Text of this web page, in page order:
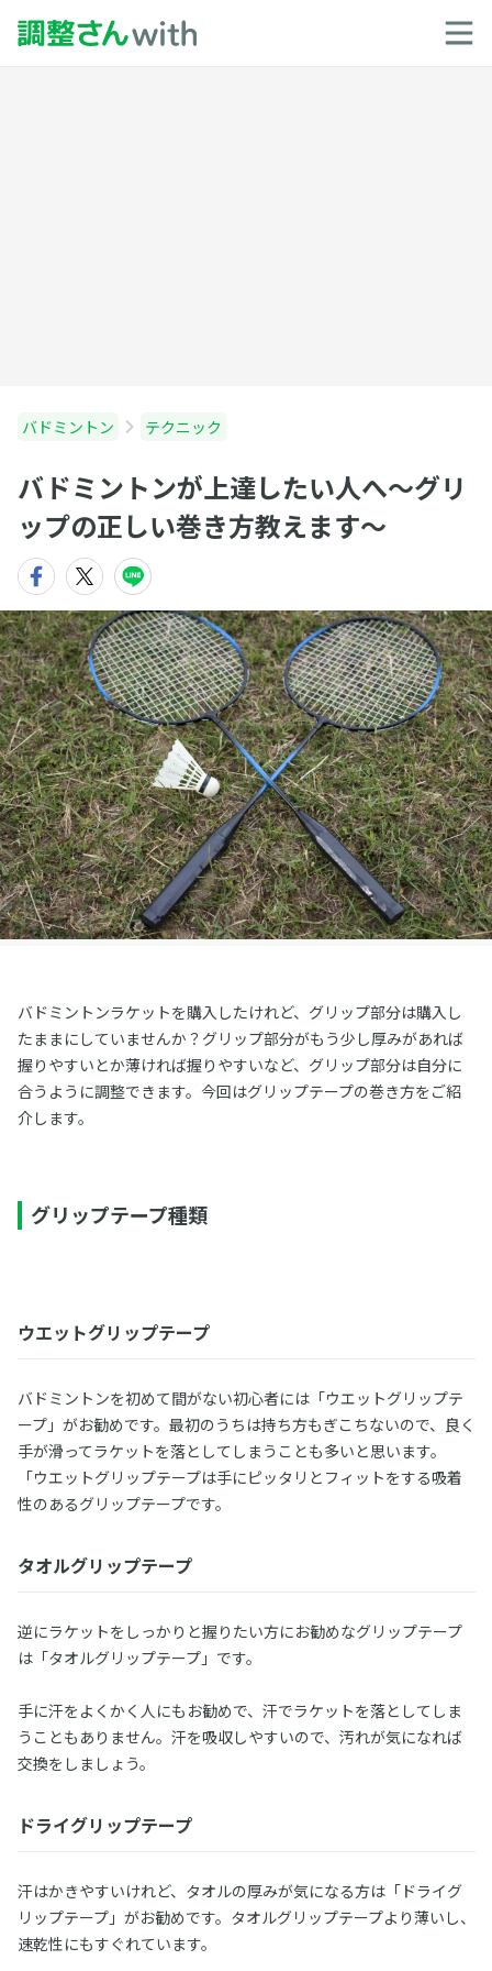
バドミントン テクニック
バドミントンが上達したい人へ〜グリ
ップの正しい巻き方教えます〜
バドミントンラケットを購入したけれど、グリップ部分は購入し
たままにしていませんか？グリップ部分がもう少し厚みがあれば
握りやすいとか薄ければ握りやすいなど、グリップ部分は自分に
合うように調整できます。今回はグリップテープの巻き方をご紹
介します。
グリップテープ種類
ウエットグリップテープ
バドミントンを初めて間がない初心者には「ウエットグリップテ
ープ」がお勧めです。最初のうちは持ち方もぎこちないので、良く
手が滑ってラケットを落としてしまうことも多いと思います。
「ウエットグリップテープは手にピッタリとフィットをする吸着
性のあるグリップテープです。
タオルグリップテープ
逆にラケットをしっかりと握りたい方にお勧めなグリップテープ
は「タオルグリップテープ」です。
手に汗をよくかく人にもお勧めで、汗でラケットを落としてしま
うこともありません。汗を吸収しやすいので、汚れが気になれば
交換をしましょう。
ドライグリップテープ
汗はかきやすいけれど、タオルの厚みが気になる方は「ドライグ
リップテープ」がお勧めです。タオルグリップテープより薄いし、
速乾性にもすぐれています。